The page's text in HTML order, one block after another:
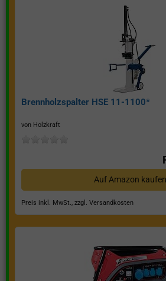
Brennholzspalter HSE 11-1100*
von Holzkraft
Auf Amazon
Preis inkl. MwSt., zzgl. Versandkosten